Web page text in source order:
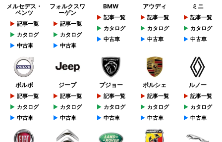
メルセデス・
ベンツ
記事一覧
カタログ
中古車
フォルクスワ
ーゲン
記事一覧
カタログ
中古車
BMW
記事一覧
カタログ
中古車
アウディ
記事一覧
カタログ
中古車
ミニ
記事一覧
カタログ
中古車
ボルボ
記事一覧
カタログ
中古車
ジープ
記事一覧
カタログ
中古車
プジョー
記事一覧
カタログ
中古車
ポルシェ
記事一覧
カタログ
中古車
ルノー
記事一覧
カタログ
中古車